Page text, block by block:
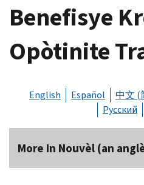
Benefisye
Opòtinite
English Español 中文 (
Русский
More In Nouvèl (an